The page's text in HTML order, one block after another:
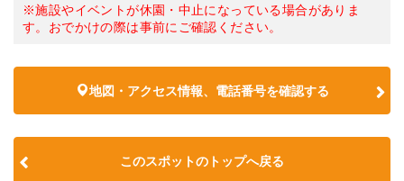
※施設やイベントが休園・中止になっている場合がありま
す。おでかけの際は事前にご確認ください。
地図・アクセス情報、電話番号を確認する
このスポットのトップへ戻る